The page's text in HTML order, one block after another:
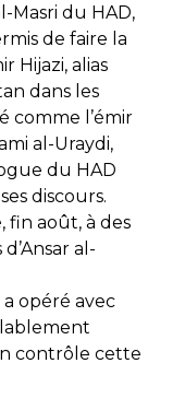
Masri du HAD,
de faire la
Hijazi, alias
dans les
comme l’émir
al-Uraydi,
du HAD
discours.
fin août, à des
al-
opéré avec
contrôle cette